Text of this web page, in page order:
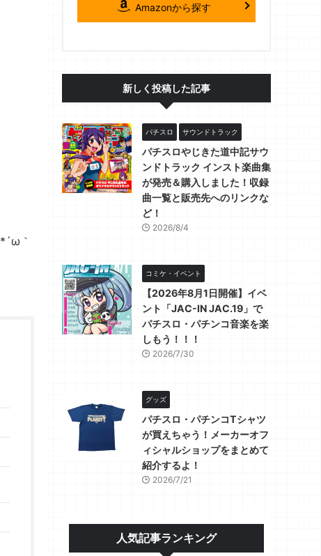
｀
Amazonから探す
新しく投稿した記事
パチスロ サウンドトラック
パチスロやじきた道中記サウ
ンドトラック インスト楽曲集
が発売＆購入しました！収録
曲一覧と販売先へのリンクな
ど！
2026/8/4
コミケ・イベント
【2026年8月1日開催】イベ
ント「JAC-IN JAC.19」で
パチスロ・パチンコ音楽を楽
しもう！！！
2026/7/30
グッズ
パチスロ・パチンコTシャツ
が買えちゃう！メーカーオフ
ィシャルショップをまとめて
紹介するよ！
2026/7/21
人気記事ランキング